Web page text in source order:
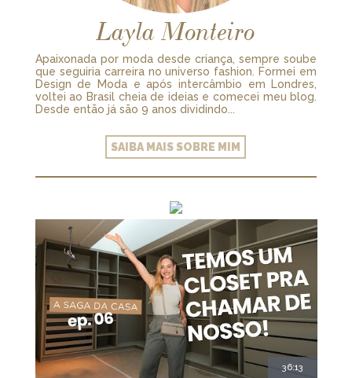
Layla Monteiro
Apaixonada por moda desde criança, sempre soube
que seguiria carreira no universo fashion. Formei em
Design de Moda e após intercâmbio em Londres,
voltei ao Brasil cheia de ideias e comecei meu blog.
Desde então já são 9 anos dividindo...
SAIBA MAIS SOBRE MIM
36:13